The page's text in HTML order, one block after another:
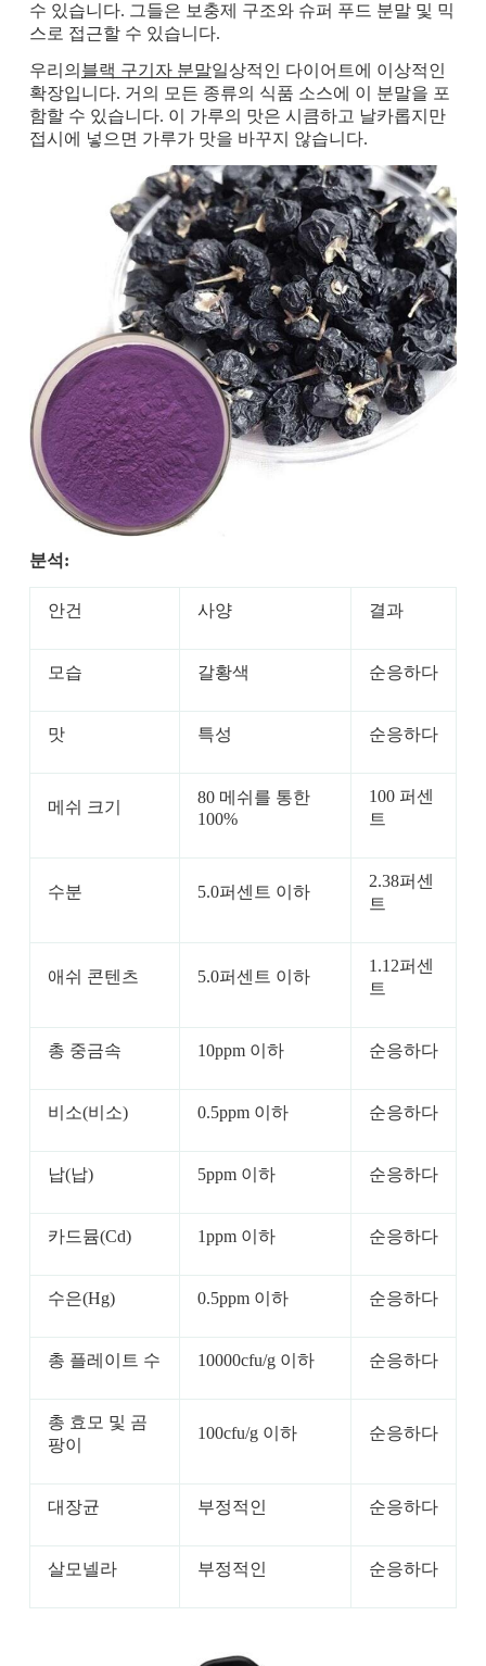
수 있습니다. 그들은 보충제 구조와 슈퍼 푸드 분말 및 믹
스로 접근할 수 있습니다.
우리의 블랙 구기자 분말일상적인 다이어트에 이상적인
확장입니다. 거의 모든 종류의 식품 소스에 이 분말을 포
함할 수 있습니다. 이 가루의 맛은 시큼하고 날카롭지만
접시에 넣으면 가루가 맛을 바꾸지 않습니다.
분석:
안건 사양 결과
모습 갈황색 순응하다
맛 특성 순응하다
메쉬 크기
80 메쉬를 통한
100%
100 퍼센
트
수분 5.0퍼센트 이하
2.38퍼센
트
애쉬 콘텐츠 5.0퍼센트 이하
1.12퍼센
트
총 중금속 10ppm 이하 순응하다
비소(비소) 0.5ppm 이하 순응하다
납(납) 5ppm 이하 순응하다
카드뮴(Cd) 1ppm 이하 순응하다
수은(Hg) 0.5ppm 이하 순응하다
총 플레이트 수 10000cfu/g 이하 순응하다
총 효모 및 곰
팡이
100cfu/g 이하 순응하다
대장균 부정적인 순응하다
살모넬라 부정적인 순응하다